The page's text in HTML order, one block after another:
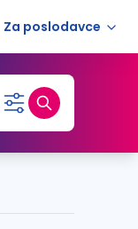
Za poslodavce